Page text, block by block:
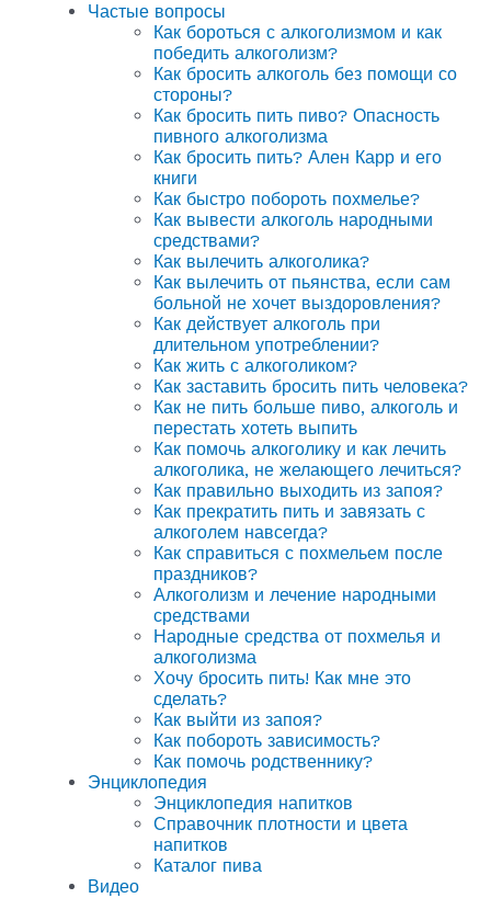
Частые вопросы
Как бороться с алкоголизмом и как
победить алкоголизм?
Как бросить алкоголь без помощи со
стороны?
Как бросить пить пиво? Опасность
пивного алкоголизма
Как бросить пить? Ален Карр и его
книги
Как быстро побороть похмелье?
Как вывести алкоголь народными
средствами?
Как вылечить алкоголика?
Как вылечить от пьянства, если сам
больной не хочет выздоровления?
Как действует алкоголь при
длительном употреблении?
Как жить с алкоголиком?
Как заставить бросить пить человека?
Как не пить больше пиво, алкоголь и
перестать хотеть выпить
Как помочь алкоголику и как лечить
алкоголика, не желающего лечиться?
Как правильно выходить из запоя?
Как прекратить пить и завязать с
алкоголем навсегда?
Как справиться с похмельем после
праздников?
Алкоголизм и лечение народными
средствами
Народные средства от похмелья и
алкоголизма
Хочу бросить пить! Как мне это
сделать?
Как выйти из запоя?
Как побороть зависимость?
Как помочь родственнику?
Энциклопедия
Энциклопедия напитков
Справочник плотности и цвета
напитков
Каталог пива
Видео